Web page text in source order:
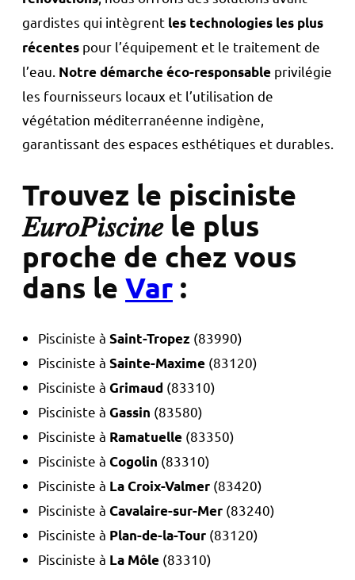
gardistes qui intègrent les technologies les plus
récentes pour l’équipement et le traitement de
l’eau. Notre démarche éco-responsable privilégie
les fournisseurs locaux et l’utilisation de
végétation méditerranéenne indigène,
garantissant des espaces esthétiques et durables.
Trouvez le pisciniste
𝐸𝑢𝑟𝑜𝑃𝑖𝑠𝑐𝑖𝑛𝑒 le plus
proche de chez vous
dans le Var :
Pisciniste à Saint-Tropez (83990)
Pisciniste à Sainte-Maxime (83120)
Pisciniste à Grimaud (83310)
Pisciniste à Gassin (83580)
Pisciniste à Ramatuelle (83350)
Pisciniste à Cogolin (83310)
Pisciniste à La Croix-Valmer (83420)
Pisciniste à Cavalaire-sur-Mer (83240)
Pisciniste à Plan-de-la-Tour (83120)
Pisciniste à La Môle (83310)